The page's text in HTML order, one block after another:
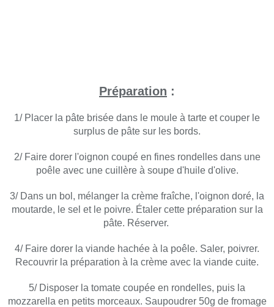
Préparation :
1/ Placer la pâte brisée dans le moule à tarte et couper le
surplus de pâte sur les bords.
2/ Faire dorer l'oignon coupé en fines rondelles dans une
poêle avec une cuillère à soupe d'huile d'olive.
3/ Dans un bol, mélanger la crème fraîche, l'oignon doré, la
moutarde, le sel et le poivre. Étaler cette préparation sur la
pâte. Réserver.
4/ Faire dorer la viande hachée à la poêle. Saler, poivrer.
Recouvrir la préparation à la crème avec la viande cuite.
5/ Disposer la tomate coupée en rondelles, puis la
mozzarella en petits morceaux. Saupoudrer 50g de fromage